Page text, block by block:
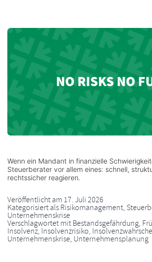
Wenn ein Mandant in finanzielle
Steuerberater vor allem eines: schnell,
rechtssicher reagieren.
Veröffentlicht am 17. Juli 2026
Kategorisiert alsRisikomanagement,
Unternehmenskrise
Verschlagwortet mitBestandsgefährdung,
Insolvenz, Insolvenzrisiko,
Unternehmenskrise, Unternehmensplanung